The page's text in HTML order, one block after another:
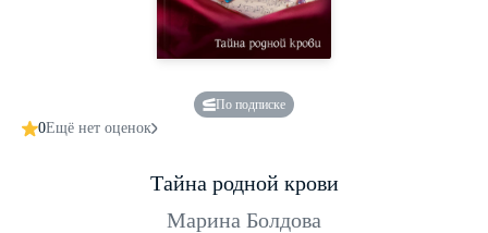
По подписке
0Ещё нет оценок
Тайна родной крови
Марина Болдова